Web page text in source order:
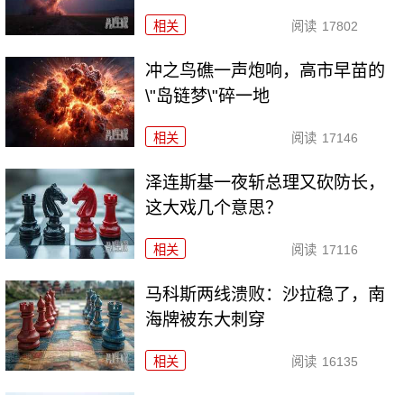
相关 阅读 17802
冲之鸟礁一声炮响，高市早苗的
\"岛链梦\"碎一地
相关 阅读 17146
泽连斯基一夜斩总理又砍防长，
这大戏几个意思？
相关 阅读 17116
马科斯两线溃败：沙拉稳了，南
海牌被东大刺穿
相关 阅读 16135